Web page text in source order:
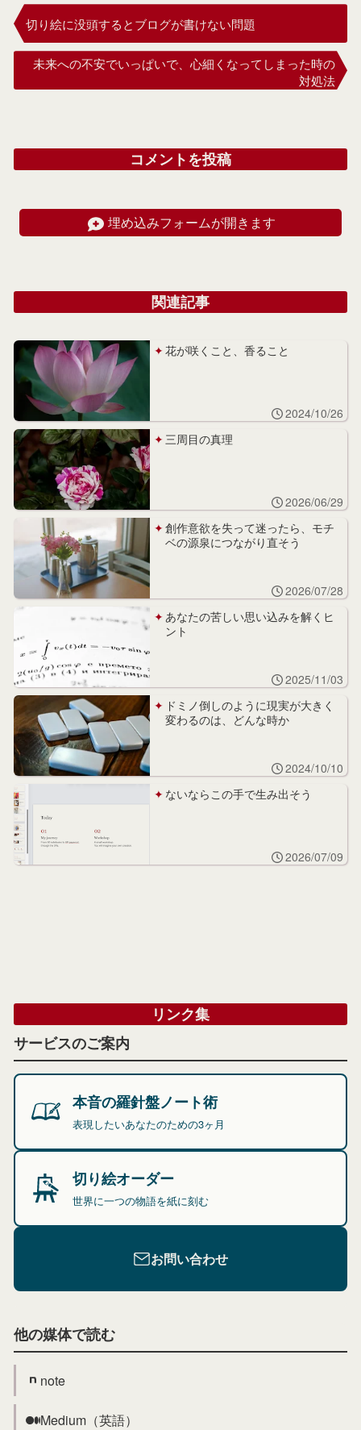
切り絵に没頭するとブログが書けない問題
未来への不安でいっぱいで、心細くなってしまった時の
対処法
コメントを投稿
埋め込みフォームが開きます
関連記事
花が咲くこと、香ること
2024/10/26
三周目の真理
2026/06/29
創作意欲を失って迷ったら、モチ
ベの源泉につながり直そう
2026/07/28
あなたの苦しい思い込みを解くヒ
ント
2025/11/03
ドミノ倒しのように現実が大きく
変わるのは、どんな時か
2024/10/10
ないならこの手で生み出そう
2026/07/09
リンク集
サービスのご案内
本音の羅針盤ノート術
表現したいあなたのための3ヶ月
切り絵オーダー
世界に一つの物語を紙に刻む
お問い合わせ
他の媒体で読む
note
Medium（英語）